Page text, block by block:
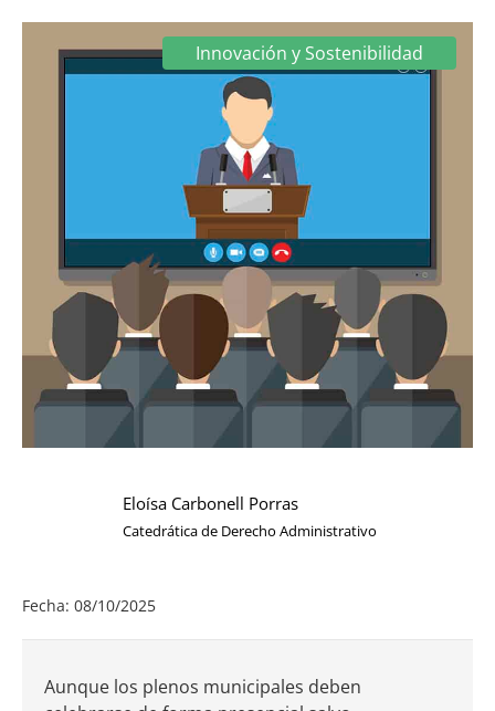
Innovación y Sostenibilidad
Eloísa Carbonell Porras
Catedrática de Derecho Administrativo
Fecha: 08/10/2025
Aunque los plenos municipales deben